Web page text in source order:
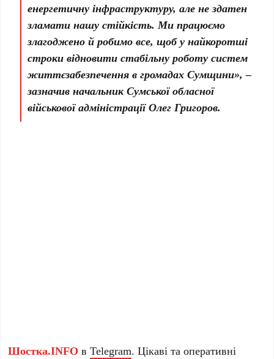
енергетичну інфраструктуру, але не здатен
зламати нашу стійкість. Ми працюємо
злагоджено й робимо все, щоб у найкоротші
строки відновити стабільну роботу систем
життєзабезпечення в громадах Сумщини», –
зазначив начальник Сумської обласної
військової адміністрації Олег Григоров.
Шостка.INFO вTelegram. Цікаві та оперативні